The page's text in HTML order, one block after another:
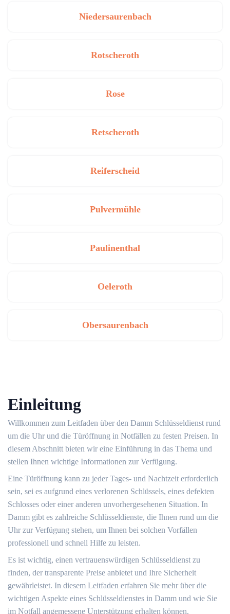
Niedersaurenbach
Rotscheroth
Rose
Retscheroth
Reiferscheid
Pulvermühle
Paulinenthal
Oeleroth
Obersaurenbach
Einleitung
Willkommen zum Leitfaden über den Damm Schlüsseldienst rund
um die Uhr und die Türöffnung in Notfällen zu festen Preisen.​ In
diesem Abschnitt bieten wir eine Einführung in das Thema und
stellen Ihnen wichtige Informationen zur Verfügung.​
Eine Türöffnung kann zu jeder Tages- und Nachtzeit erforderlich
sein, sei es aufgrund eines verlorenen Schlüssels, eines defekten
Schlosses oder einer anderen unvorhergesehenen Situation.​ In
Damm gibt es zahlreiche Schlüsseldienste, die Ihnen rund um die
Uhr zur Verfügung stehen, um Ihnen bei solchen Vorfällen
professionell und schnell Hilfe zu leisten.
Es ist wichtig, einen vertrauenswürdigen Schlüsseldienst zu
finden, der transparente Preise anbietet und Ihre Sicherheit
gewährleistet.​ In diesem Leitfaden erfahren Sie mehr über die
wichtigen Aspekte eines Schlüsseldienstes in Damm und wie Sie
im Notfall angemessene Unterstützung erhalten können.​